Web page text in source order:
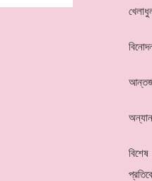
বিশেষ